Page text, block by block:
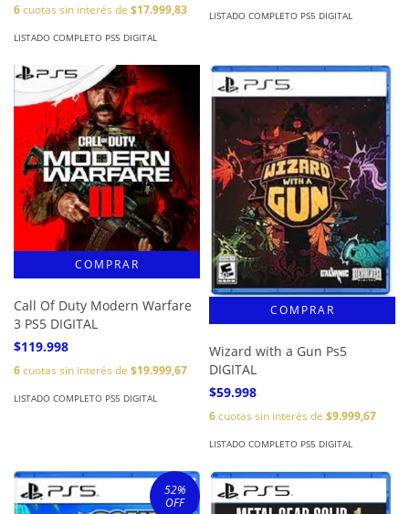
6cuotas sin interés de $17.999,83
LISTADO COMPLETO PS5 DIGITAL
LISTADO COMPLETO PS5 DIGITAL
Call Of Duty Modern Warfare
3 PS5 DIGITAL
$119.998
6cuotas sin interés de $19.999,67
LISTADO COMPLETO PS5 DIGITAL
Wizard with a Gun Ps5
DIGITAL
$59.998
6cuotas sin interés de $9.999,67
LISTADO COMPLETO PS5 DIGITAL
52%
OFF